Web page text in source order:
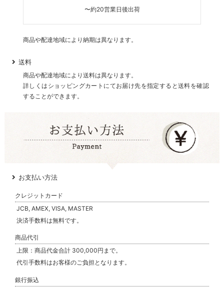
〜約20営業日後出荷
商品や配達地域により納期は異なります。
送料
商品や配達地域により送料は異なります。
詳しくはショッピングカートにてお届け先を指定すると送料を確認
することができます。
お支払い方法
クレジットカード
JCB, AMEX, VISA, MASTER
決済手数料は無料です。
商品代引
上限：商品代金合計 300,000円まで。
代引手数料はお客様のご負担となります。
銀行振込